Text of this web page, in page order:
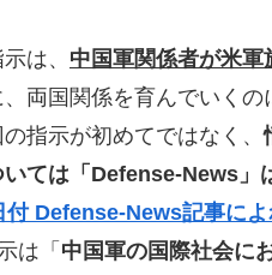
は、 中国軍関係者が米
、両国関係を育んでいく
の指示が初めてではなく、
いては「Defense-News」
付 Defense-News記事に
は「 中国軍の国際社会に